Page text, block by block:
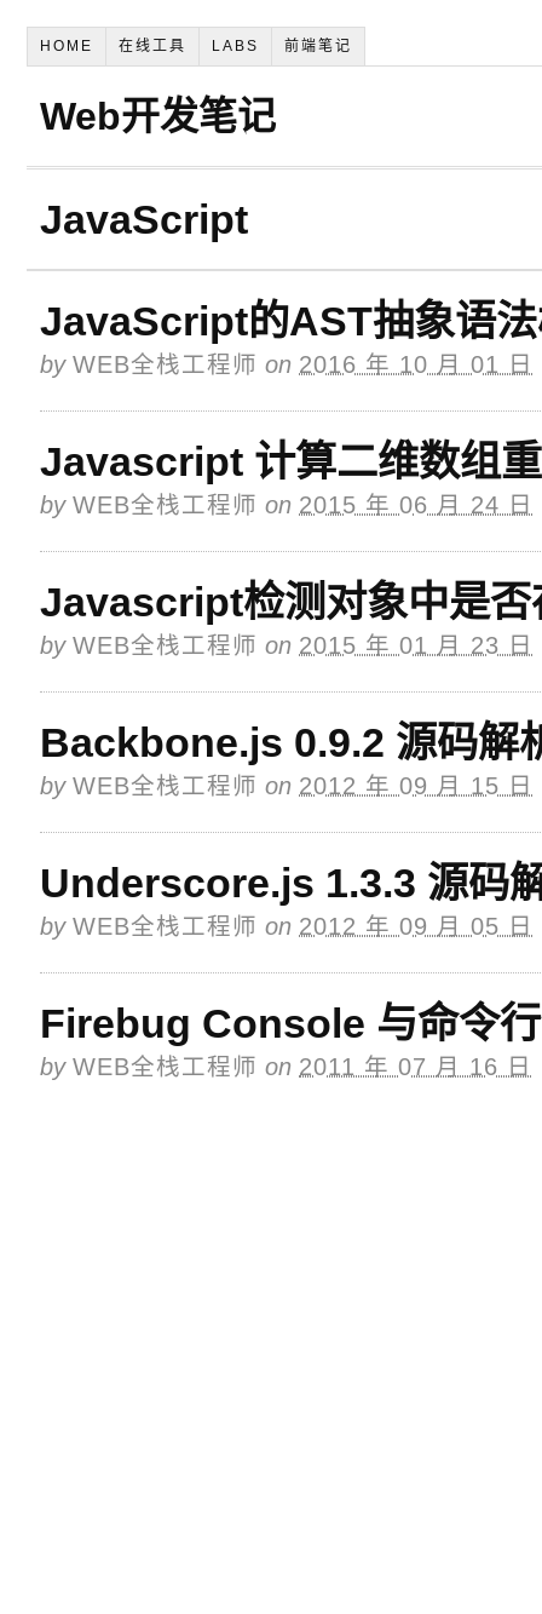
HOME 在线工具 LABS 前端笔记
Web开发笔记
JavaScript
JavaScript的AST抽象语
by WEB全栈工程师 on 2016 年 10 月 01 日
Javascript 计算二维数组
by WEB全栈工程师 on 2015 年 06 月 24 日
Javascript检测对象中是否
by WEB全栈工程师 on 2015 年 01 月 23 日
Backbone.js 0.9.2 源码解
by WEB全栈工程师 on 2012 年 09 月 15 日
Underscore.js 1.3.3 源码
by WEB全栈工程师 on 2012 年 09 月 05 日
Firebug Console 与命令
by WEB全栈工程师 on 2011 年 07 月 16 日